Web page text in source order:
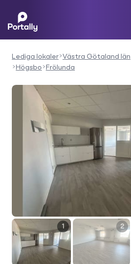
Lediga lokaler Västra Götaland län
Högsbo
Frölunda
1 2